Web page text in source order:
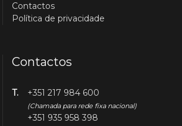
Contactos
Política de privacidade
Contactos
T. +351 217 984 600
(Chamada para rede fixa nacional)
+351 935 958 398